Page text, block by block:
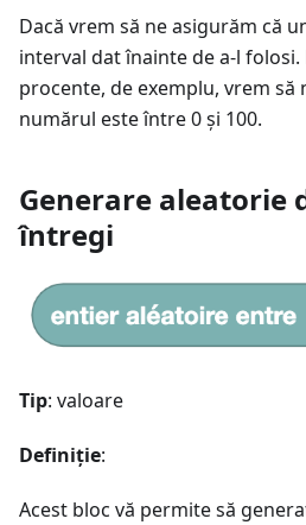
Dacă vrem să ne asigurăm că
interval dat înainte de a-l folosi.
procente, de exemplu, vrem să
numărul este între 0 și 100.
Generare aleatorie
întregi
Tip: valoare
Definiție:
Acest bloc vă permite să